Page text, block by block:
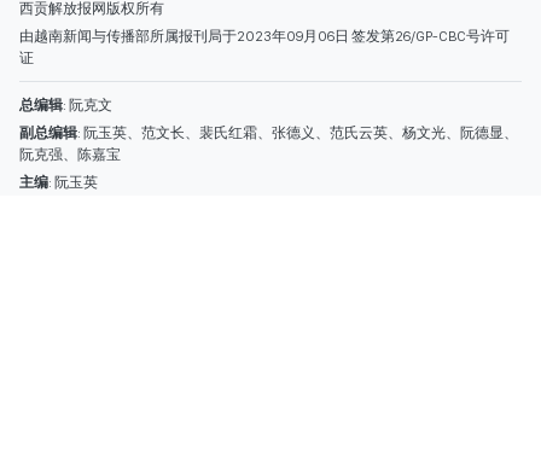
热线: 096.558.1888
编辑部: (028) 39294092 - 转 060
电子信箱
广告部
(028) 38334185
quangcaohoavan09@gmail.com;